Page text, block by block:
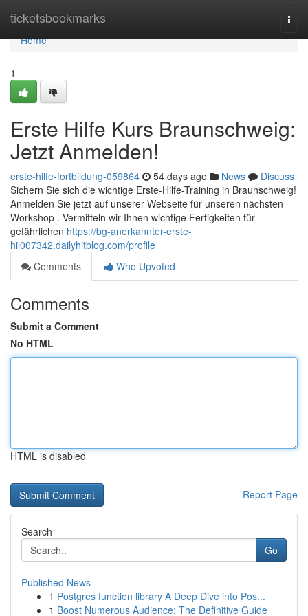
ticketsbookmarks
Home
Home
1
Erste Hilfe Kurs Braunschweig:
Jetzt Anmelden!
erste-hilfe-fortbildung-059864 54 days ago News
Discuss
Sichern Sie sich die wichtige Erste-Hilfe-Training in Braunschweig!
Anmelden Sie jetzt auf unserer Webseite für unseren nächsten
Workshop . Vermitteln wir Ihnen wichtige Fertigkeiten für
gefährlichen https://bg-anerkannter-erste-
hil007342.dailyhitblog.com/profile
Comments
Who Upvoted
Comments
Submit a Comment
No HTML
HTML is disabled
Report Page
Search
Go
Published News
1 Postgres function library A Deep Dive into Pos...
1 Boost Numerous Audience: The Definitive Guide